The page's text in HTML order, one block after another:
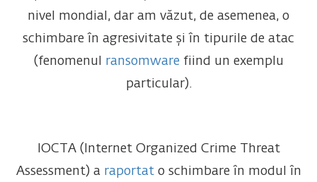
nivel mondial, dar am văzut, de asemenea, o
schimbare în agresivitate și în tipurile de atac
(fenomenul ransomwarefiind un exemplu
particular).
IOCTA (Internet Organized Crime Threat
Assessment) a raportato schimbare în modul în